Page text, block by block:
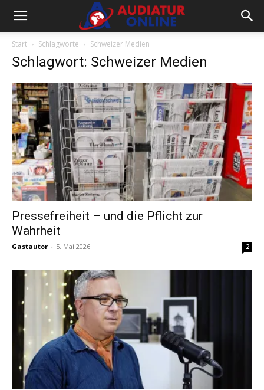
Start Schlagworte Schweizer Medien
Schlagwort: Schweizer Medien
Pressefreiheit – und die Pflicht zur
Wahrheit
Gastautor - 5. Mai 2026 2